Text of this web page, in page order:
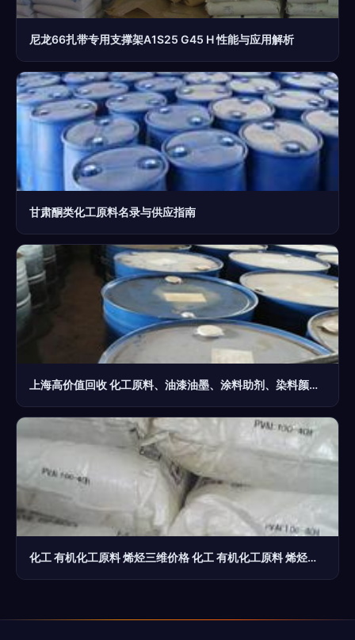
尼龙66扎带专用支撑架A1S25 G45 H 性能与应用解析
甘肃酮类化工原料名录与供应指南
上海高价值回收 化工原料、油漆油墨、涂料助剂、染料颜料四大领域详解
化工 有机化工原料 烯烃三维价格 化工 有机化工原料 烯烃三维批发 化工 有机化工原料 烯烃三维厂家 化工 有机化工原料 烯烃三维大全